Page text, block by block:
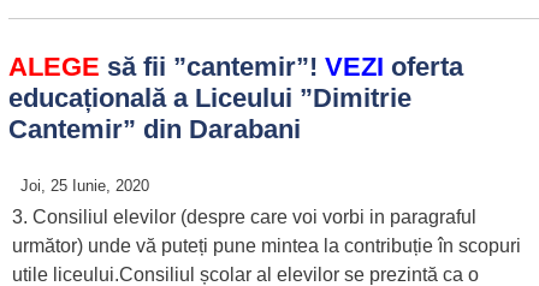
ALEGE să fii ”cantemir”! VEZI oferta
educațională a Liceului ”Dimitrie
Cantemir” din Darabani
Joi, 25 Iunie, 2020
3. Consiliul elevilor (despre care voi vorbi in paragraful
următor) unde vă puteți pune mintea la contribuție în scopuri
utile liceului.Consiliul școlar al elevilor se prezintă ca o